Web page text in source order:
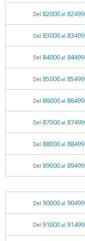
Del 82000al 82499
Del 83000al 83499
Del 84000al 84499
Del 85000al 85499
Del 86000al 86499
Del 87000al 87499
Del 88000al 88499
Del 89000al 89499
Del 90000al 90499
Del 91000al 91499